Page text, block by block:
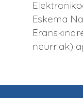
Eskema
neurriak)